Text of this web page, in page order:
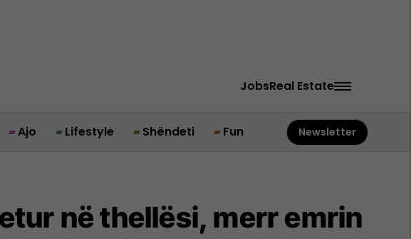
JobsReal Estate
Ajo Lifestyle Shëndeti Fun Newsletter
në thellësi, merr emrin